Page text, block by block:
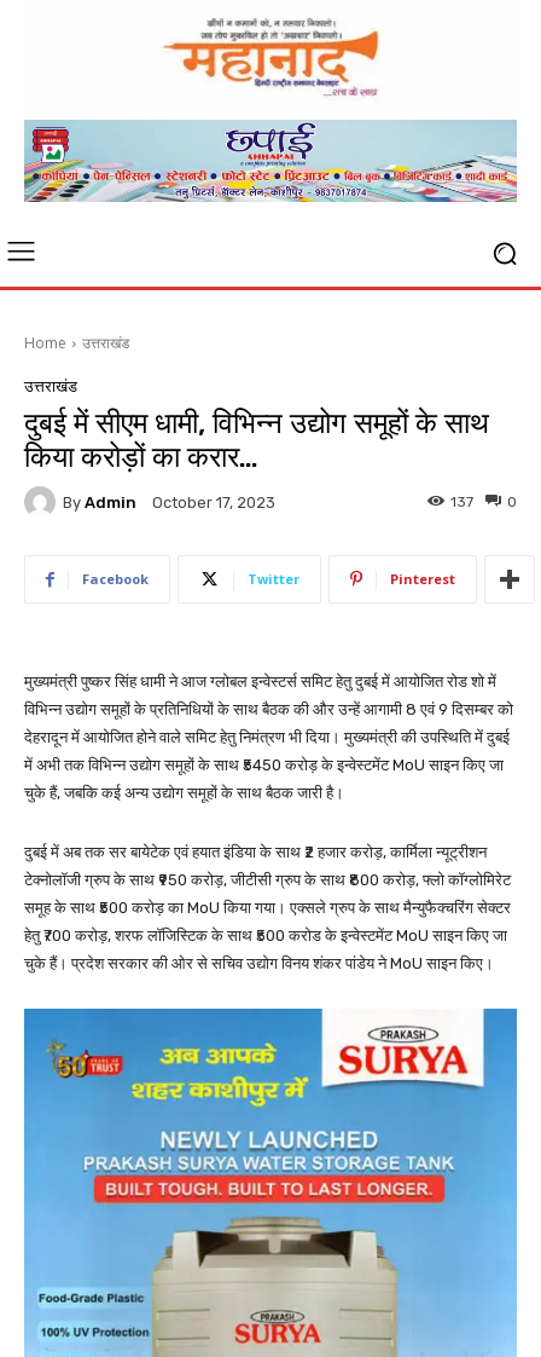
Home उत्तराखंड
उत्तराखंड
दुबई में सीएम धामी, विभिन्न उद्योग समूहों के साथ
किया करोड़ों का करार…
By Admin October 17, 2023 0
137
Facebook Twitter Pinterest
मुख्यमंत्री पुष्कर सिंह धामी ने आज ग्लोबल इन्वेस्टर्स समिट हेतु दुबई में आयोजित रोड शो में
विभिन्न उद्योग समूहों के प्रतिनिधियों के साथ बैठक की और उन्हें आगामी 8 एवं 9 दिसम्बर को
देहरादून में आयोजित होने वाले समिट हेतु निमंत्रण भी दिया। मुख्यमंत्री की उपस्थिति में दुबई
में अभी तक विभिन्न उद्योग समूहों के साथ ₹5450 करोड़ के इन्वेस्टमेंट MoU साइन किए जा
चुके हैं, जबकि कई अन्य उद्योग समूहों के साथ बैठक जारी है।
दुबई में अब तक सर बायेटेक एवं हयात इंडिया के साथ ₹2 हजार करोड़, कार्मिला न्यूट्रीशन
टेक्नोलॉजी ग्रुप के साथ ₹950 करोड़, जीटीसी ग्रुप के साथ ₹800 करोड़, फ्लो कॉग्लोमिरेट
समूह के साथ ₹500 करोड़ का MoU किया गया। एक्सले ग्रुप के साथ मैन्युफैक्चरिंग सेक्टर
हेतु ₹700 करोड़, शरफ लॉजिस्टिक के साथ ₹500 करोड के इन्वेस्टमेंट MoU साइन किए जा
चुके हैं। प्रदेश सरकार की ओर से सचिव उद्योग विनय शंकर पांडेय ने MoU साइन किए।